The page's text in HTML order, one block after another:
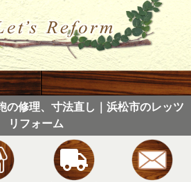
の修理、寸法直し｜浜松市のレッツ
リフォーム